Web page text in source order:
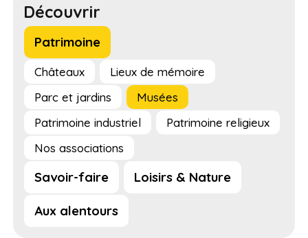
Découvrir
Patrimoine
Châteaux
Lieux de mémoire
Parc et jardins
Musées
Patrimoine industriel
Patrimoine religieux
Nos associations
Savoir-faire Loisirs & Nature
Aux alentours